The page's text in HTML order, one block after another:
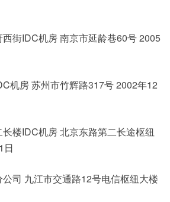
街IDC机房 南京市延龄巷60号 2005
机房 苏州市竹辉路317号 2002年12
楼IDC机房 北京东路第二长途枢纽
日
司 九江市交通路12号电信枢纽大楼